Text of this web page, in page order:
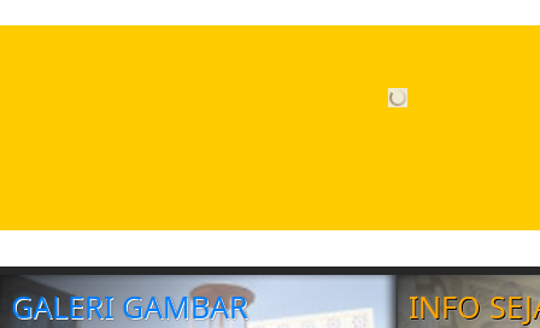
GALERI GAMBAR INFO